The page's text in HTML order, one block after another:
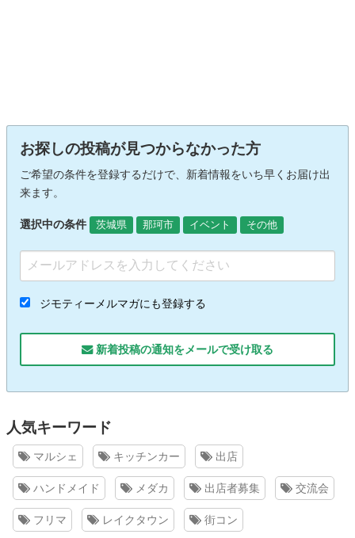
お探しの投稿が見つからなかった方
ご希望の条件を登録するだけで、新着情報をいち早くお届け出
来ます。
選択中の条件 茨城県 那珂市 イベント その他
ジモティーメルマガにも登録する
新着投稿の通知をメールで受け取る
人気キーワード
マルシェ キッチンカー 出店
ハンドメイド メダカ 出店者募集 交流会
フリマ レイクタウン 街コン